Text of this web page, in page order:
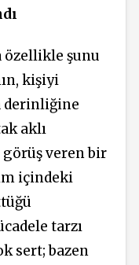
özellikle şunu
kişiyi
derinliğine
aklı
veren bir
içindeki
tarzı
sert; bazen